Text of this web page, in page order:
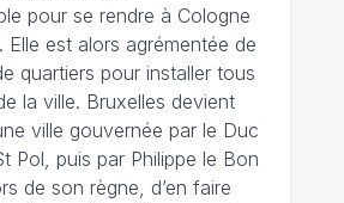
pour se rendre à Cologne
Elle est alors agrémentée de
quartiers pour installer tous
la ville. Bruxelles devient
ville gouvernée par le Duc
Pol, puis par Philippe le Bon
de son règne, d’en faire